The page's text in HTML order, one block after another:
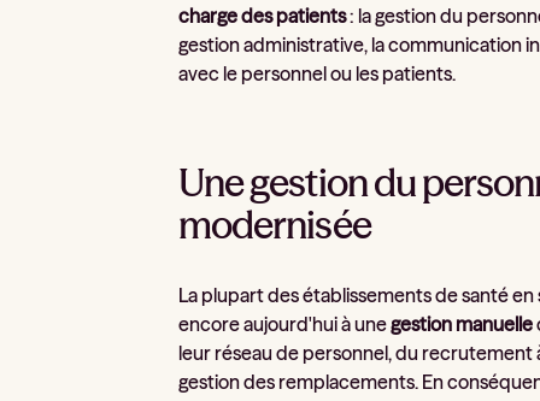
charge des patients: la gestion du
gestion administrative, la communication
avec le personnel ou les patients.
Une gestion du
modernisée
La plupart des établissements de santé en
encore aujourd'hui à unegestion manuelle
leur réseau de personnel, du recrutement
gestion des remplacements. En